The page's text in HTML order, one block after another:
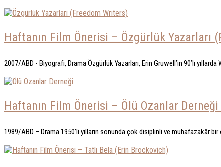
Haftanın Film Önerisi – Özgürlük Yazarları
2007/ABD - Biyografi, Drama Özgürlük Yazarları, Erin Gruwell’in 90’lı
Haftanın Film Önerisi – Ölü Ozanlar
1989/ABD – Drama 1950’li yılların sonunda çok disiplinli ve muhafazakâr